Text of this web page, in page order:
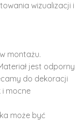
wizualizacji i
montażu.
jest odporny
do dekoracji
mocne
może być